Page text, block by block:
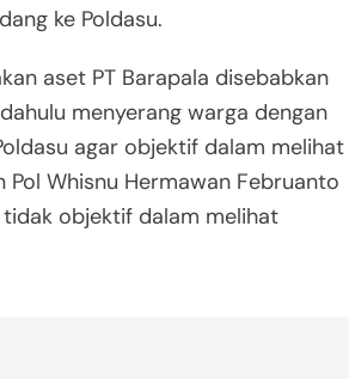
ke Poldasu.
aset PT Barapala disebabkan
menyerang warga dengan
agar objektif dalam melihat
Whisnu Hermawan Februanto
objektif dalam melihat